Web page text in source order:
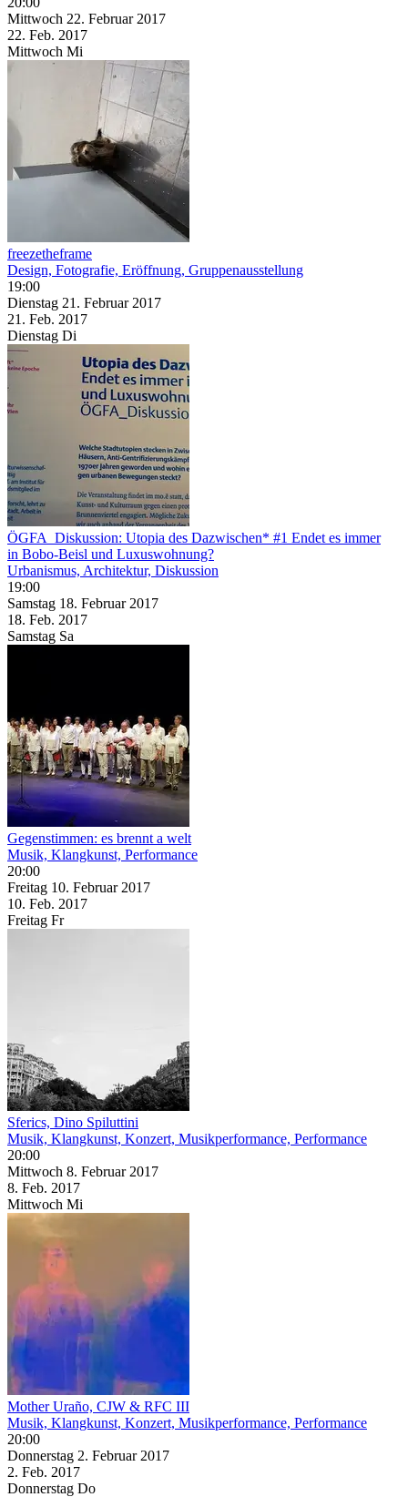
Mittwoch 22. Februar 2017
22. Feb. 2017
Mittwoch Mi
freezetheframe
Design, Fotografie, Eröffnung, Gruppenausstellung
19:00
Dienstag 21. Februar 2017
21. Feb. 2017
Dienstag Di
ÖGFA_Diskussion: Utopia des Dazwischen* #1 Endet es immer
in Bobo-Beisl und Luxuswohnung?
Urbanismus, Architektur, Diskussion
19:00
Samstag 18. Februar 2017
18. Feb. 2017
Samstag Sa
Gegenstimmen: es brennt a welt
Musik, Klangkunst, Performance
20:00
Freitag 10. Februar 2017
10. Feb. 2017
Freitag Fr
Sferics, Dino Spiluttini
Musik, Klangkunst, Konzert, Musikperformance, Performance
20:00
Mittwoch 8. Februar 2017
8. Feb. 2017
Mittwoch Mi
Mother Uraño, CJW & RFC III
Musik, Klangkunst, Konzert, Musikperformance, Performance
20:00
Donnerstag 2. Februar 2017
2. Feb. 2017
Donnerstag Do